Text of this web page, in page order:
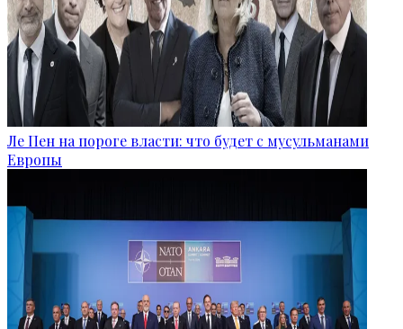
Ле Пен на пороге власти: что будет с мусульманами
Европы